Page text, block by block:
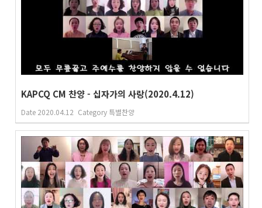
KAPCQ CM 찬양 - 십자가의 사랑(2020.4.12)
Date 2020.04.12 Category 특별찬양